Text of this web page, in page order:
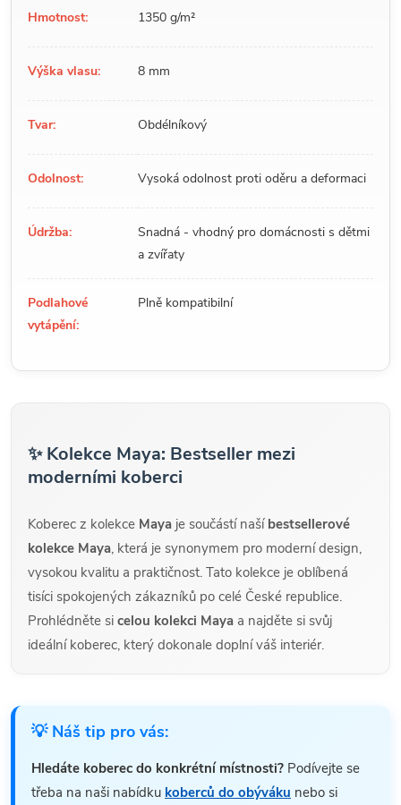
Hmotnost: 1350 g/m²
Výška vlasu: 8 mm
Tvar: Obdélníkový
Odolnost: Vysoká odolnost proti oděru a deformaci
Údržba:
Snadná - vhodný pro domácnosti s dětmi
a zvířaty
Podlahové
vytápění:
Plně kompatibilní
✨ Kolekce Maya: Bestseller mezi
moderními koberci
Koberec z kolekce Maya je součástí naší bestsellerové
kolekce Maya, která je synonymem pro moderní design,
vysokou kvalitu a praktičnost. Tato kolekce je oblíbená
tisíci spokojených zákazníků po celé České republice.
Prohlédněte si celou kolekci Maya a najděte si svůj
ideální koberec, který dokonale doplní váš interiér.
💡 Náš tip pro vás:
Hledáte koberec do konkrétní místnosti? Podívejte se
třeba na naši nabídku koberců do obýváku nebo si